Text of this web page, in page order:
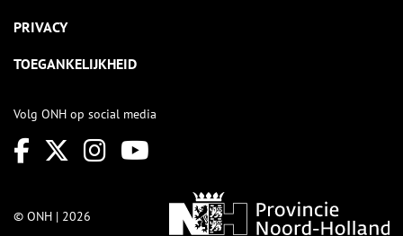
PRIVACY
TOEGANKELIJKHEID
Volg ONH op social media
© ONH | 2026